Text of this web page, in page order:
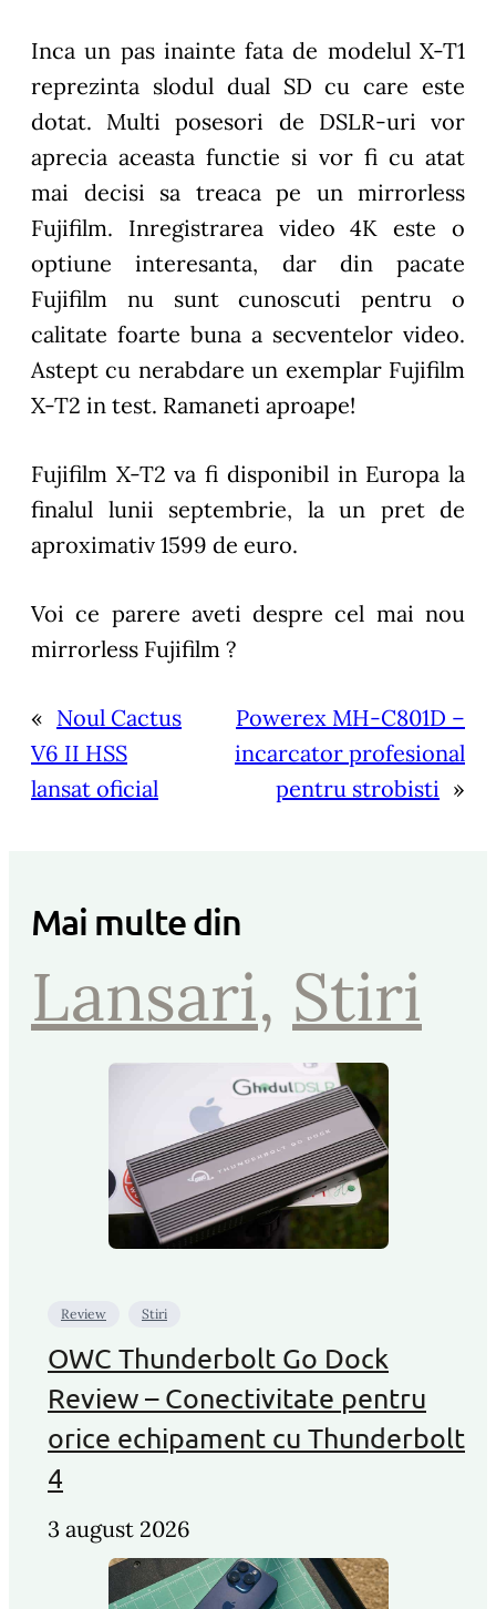
Inca un pas inainte fata de modelul X-T1
reprezinta slodul dual SD cu care este
dotat. Multi posesori de DSLR-uri vor
aprecia aceasta functie si vor fi cu atat
mai decisi sa treaca pe un mirrorless
Fujifilm. Inregistrarea video 4K este o
optiune interesanta, dar din pacate
Fujifilm nu sunt cunoscuti pentru o
calitate foarte buna a secventelor video.
Astept cu nerabdare un exemplar Fujifilm
X-T2 in test. Ramaneti aproape!
Fujifilm X-T2 va fi disponibil in Europa la
finalul lunii septembrie, la un pret de
aproximativ 1599 de euro.
Voi ce parere aveti despre cel mai nou
mirrorless Fujifilm ?
« Noul Cactus
V6 II HSS
lansat oficial
Powerex MH-C801D –
incarcator profesional
pentru strobisti »
Mai multe din
Lansari, Stiri
Review Stiri
OWC Thunderbolt Go Dock
Review – Conectivitate pentru
orice echipament cu Thunderbolt
4
3 august 2026